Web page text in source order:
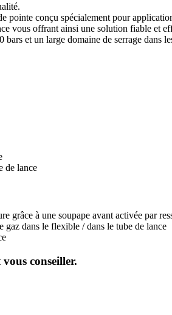
pointe conçu spécialement pour
vous offrant ainsi une solution fiable et
et un large domaine de serrage
de lance
grâce à une soupape avant activée par
gaz dans le flexible / dans le tube de lance
conseiller.